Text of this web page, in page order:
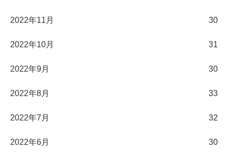
2022年11月 30
2022年10月 31
2022年9月 30
2022年8月 33
2022年7月 32
2022年6月 30